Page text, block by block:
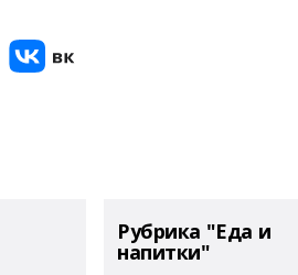
Рубрика "Еда и
напитки"